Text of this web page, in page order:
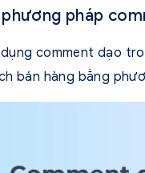
pháp
comment dạo
bán hàng bằng